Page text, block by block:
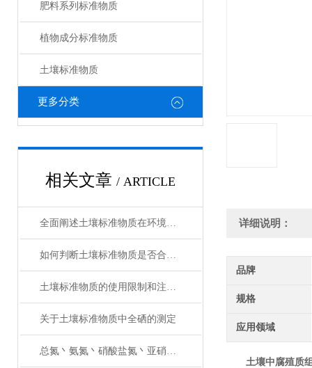
肥料系列标准物质
植物成分标准物质
土壤标准物质
更多分类
相关文章 / ARTICLE
全面阐述土壤标准物质在环境分析与农业检测中的工作原理与使用维护指南
如何判断土壤标准物质是否合格？
土壤标准物质的使用限制和注意事项
关于土壤标准物质中全硒的测定
总氮丶氨氮丶硝酸盐氮丶亚硝酸盐氮丶凯式氮分不清楚？
详细说明：
品牌
规格
应用领域
土壤中腐殖质